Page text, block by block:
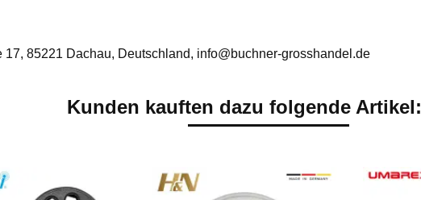
85221 Dachau, Deutschland, info@buchner-grosshandel.de
Kunden kauften dazu folgende Artikel: